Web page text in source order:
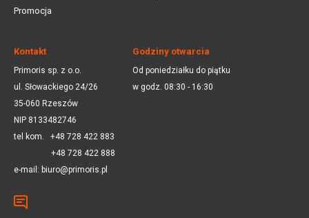
Promocja
Kontakt
Primoris sp. z o.o.
ul. Słowackiego 24/26
35-060 Rzeszów
NIP 8133482746
tel kom. +48 728 422 883
+48 728 422 888
e-mail: biuro@primoris.pl
Godziny otwarcia
Od poniedziałku do piątku
w godz. 08:30 - 16:30